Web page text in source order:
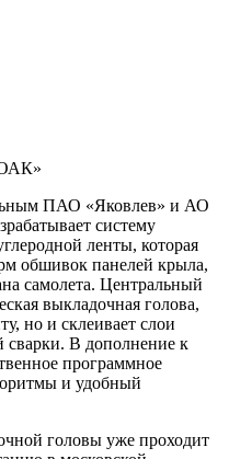
ПАО «Яковлев» и АО
систему
ленты, которая
обшивок панелей крыла,
самолета. Центральный
выкладочная голова,
но и склеивает слои
В дополнение к
программное
и удобный
головы уже проходит